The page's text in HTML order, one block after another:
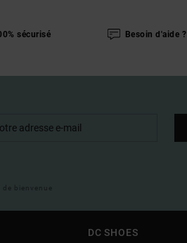
sécurisé Besoin d'aide ?
bienvenue
DC SHOES